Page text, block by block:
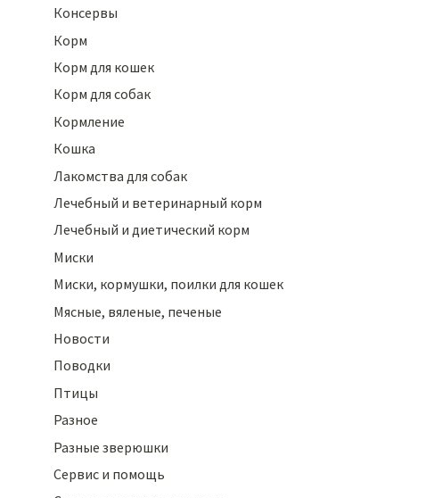
Консервы
Корм
Корм для кошек
Корм для собак
Кормление
Кошка
Лакомства для собак
Лечебный и ветеринарный корм
Лечебный и диетический корм
Миски
Миски, кормушки, поилки для кошек
Мясные, вяленые, печеные
Новости
Поводки
Птицы
Разное
Разные зверюшки
Сервис и помощь